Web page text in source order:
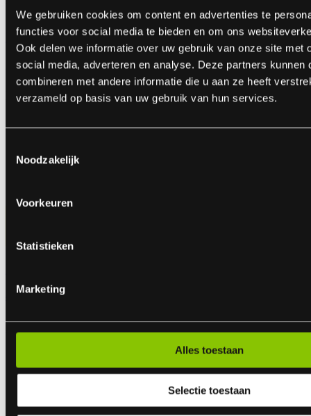
We gebruiken cookies om content en advertenties te
functies voor social media te bieden en om ons
Ook delen we informatie over uw gebruik van onze site met
social media, adverteren en analyse. Deze partners kunnen
combineren met andere informatie die u aan ze heeft
verzameld op basis van uw gebruik van hun services.
Noodzakelijk
Voorkeuren
Statistieken
Marketing
Alles toestaan
Selectie toestaan
PRO Performantes
16-delig pak
ART.NR: 5106
€ 4,99
48 stuks PRO Thunders
ART.NR: 5107
€ 29,99